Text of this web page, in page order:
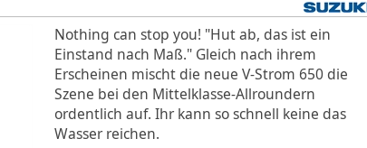
Nothing can stop you! "Hut ab, das ist ein
Einstand nach Maß." Gleich nach ihrem
Erscheinen mischt die neue V-Strom 650 die
Szene bei den Mittelklasse-Allroundern
ordentlich auf. Ihr kann so schnell keine das
Wasser reichen.